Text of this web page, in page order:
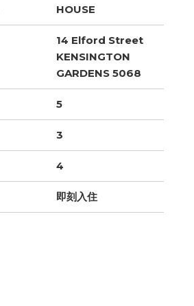
HOUSE
14 Elford Street
KENSINGTON
GARDENS 5068
5
3
4
即刻入住